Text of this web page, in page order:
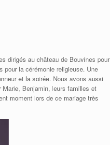
dirigés au château de Bouvines pour
pour la cérémonie religieuse. Une
et la soirée. Nous avons aussi
Benjamin, leurs familles et
moment lors de ce mariage très